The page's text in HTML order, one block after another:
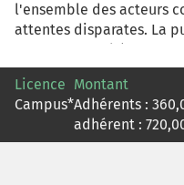
l'ensemble des acteurs
attentes disparates. La
contente pas d'écouter
mais décide de « faire
parler d'une démarche «
Licence
Campus*
Montant
Adhérents :
adhérent :